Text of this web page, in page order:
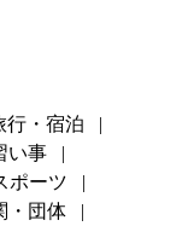
行・宿泊
い事
ポーツ
・団体